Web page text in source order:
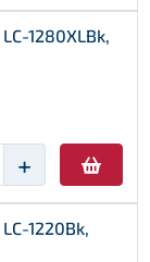
1280XLBk,
+
1220Bk,